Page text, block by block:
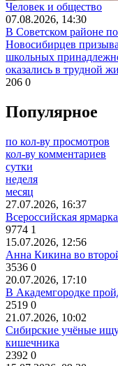
Человек и общество
07.08.2026, 14:30
В Советском районе
Новосибирцев
школьных
оказались в трудной
206 0
Популярное
по кол-ву просмотров
кол-ву комментариев
сутки
неделя
месяц
27.07.2026, 16:37
Всероссийская
9774 1
15.07.2026, 12:56
Анна Кикина во
3536 0
20.07.2026, 17:10
В Академгородке
2519 0
21.07.2026, 10:02
Сибирские учёные
кишечника
2392 0